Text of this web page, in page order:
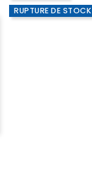
RUPTURE DE STOCK